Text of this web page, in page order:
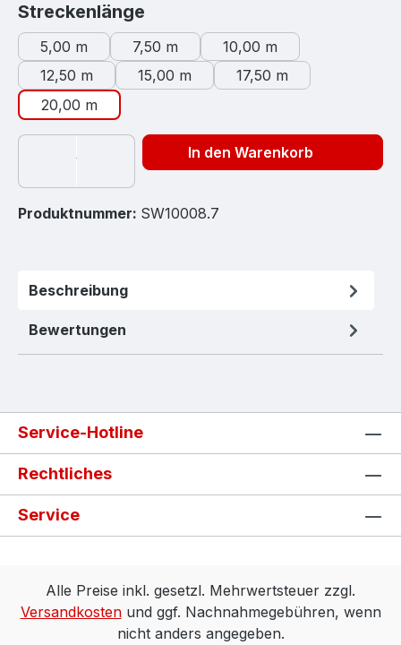
Streckenlänge
5,00 m 7,50 m
10,00 m
12,50 m
15,00 m
17,50 m
20,00 m
In den Warenkorb
Produktnummer: SW10008.7
Beschreibung
Bewertungen
Service-Hotline
Rechtliches
Service
Alle Preise inkl. gesetzl. Mehrwertsteuer zzgl.
Versandkostenund ggf. Nachnahmegebühren, wenn
nicht anders angegeben.